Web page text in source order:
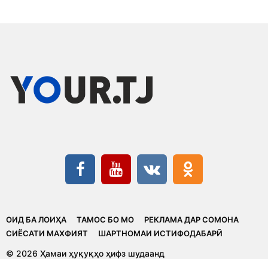
ОИД БА ЛОИҲА ТАМОС БО МО
РЕКЛАМА ДАР СОМОНА
CИЁСАТИ МАХФИЯТ
ШАРТНОМАИ ИСТИФОДАБАРӢ
© 2026 Ҳамаи ҳуқуқҳо ҳифз шудаанд